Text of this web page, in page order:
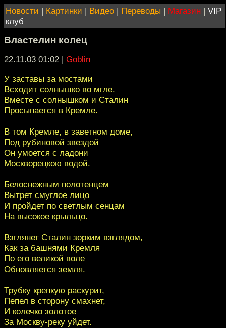
Новости | Картинки | Видео | Переводы | Магазин | VIP
клуб
Властелин колец
22.11.03 01:02 | Goblin
У заставы за мостами
Всходит солнышко во мгле.
Вместе с солнышком и Сталин
Просыпается в Кремле.
В том Кремле, в заветном доме,
Под рубиновой звездой
Он умоется с ладони
Москворецкою водой.
Белоснежным полотенцем
Вытрет смуглое лицо
И пройдет по светлым сенцам
На высокое крыльцо.
Взглянет Сталин зорким взглядом,
Как за башнями Кремля
По его великой воле
Обновляется земля.
Трубку крепкую раскурит,
Пепел в сторону смахнет,
И колечко золотое
За Москву-реку уйдет.